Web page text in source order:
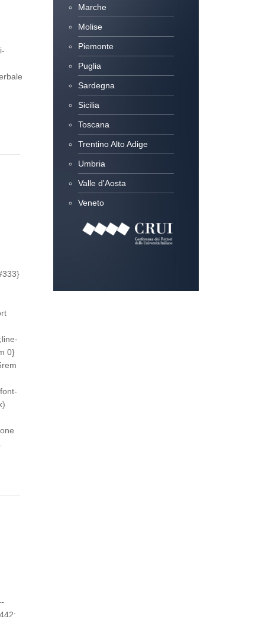
0}
Marche
Molise
Piemonte
Puglia
Sardegna
Sicilia
Toscana
Trentino Alto Adige
Umbria
Valle d'Aosta
Veneto